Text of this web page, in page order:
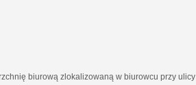
biurową zlokalizowaną w biurowcu przy ulicy